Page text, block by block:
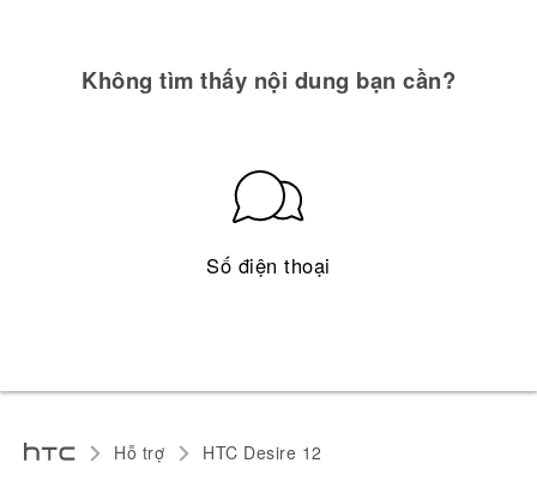
Không tìm thấy nội dung bạn cần?
Số điện thoại
Hỗ trợ HTC Desire 12‎